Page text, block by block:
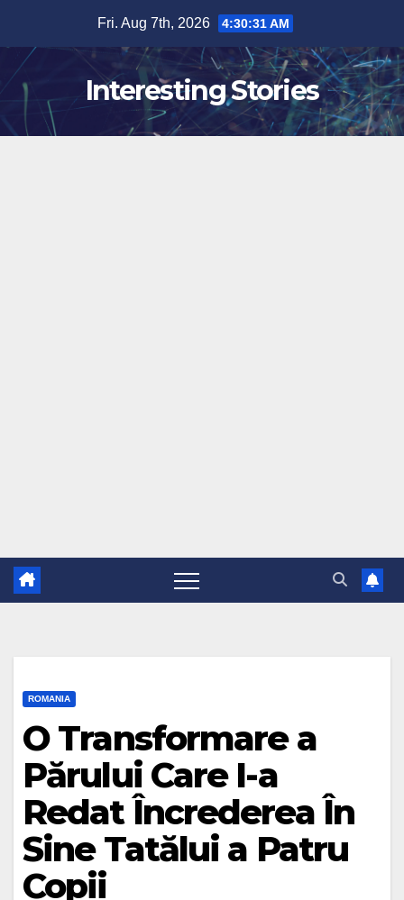
content
Fri. Aug 7th, 2026 4:30:32 AM
Interesting Stories
ROMANIA
O Transformare a
Părului Care I-a
Redat Încrederea În
Sine Tatălui a Patru
Copii